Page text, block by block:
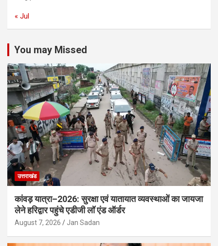
« Jul
You may Missed
उत्तराखंड
कांवड़ यात्रा–2026: सुरक्षा एवं यातायात व्यवस्थाओं का जायजा
लेने हरिद्वार पहुंचे एडीजी लॉ एंड ऑर्डर
August 7, 2026 Jan Sadan